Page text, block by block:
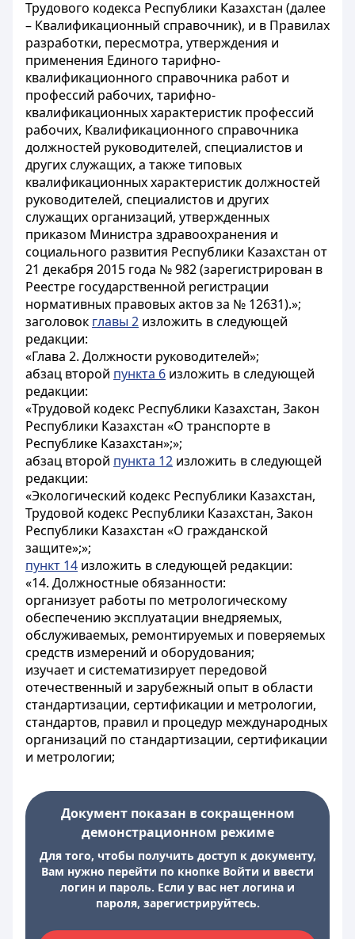
Трудового кодекса Республики Казахстан (далее
– Квалификационный справочник), и в Правилах
разработки, пересмотра, утверждения и
применения Единого тарифно-
квалификационного справочника работ и
профессий рабочих, тарифно-
квалификационных характеристик профессий
рабочих, Квалификационного справочника
должностей руководителей, специалистов и
других служащих, а также типовых
квалификационных характеристик должностей
руководителей, специалистов и других
служащих организаций, утвержденных
приказом Министра здравоохранения и
социального развития Республики Казахстан от
21 декабря 2015 года № 982 (зарегистрирован в
Реестре государственной регистрации
нормативных правовых актов за № 12631).»;
заголовок главы 2 изложить в следующей
редакции:
«Глава 2. Должности руководителей»;
абзац второй пункта 6 изложить в следующей
редакции:
«Трудовой кодекс Республики Казахстан, Закон
Республики Казахстан «О транспорте в
Республике Казахстан»;»;
абзац второй пункта 12 изложить в следующей
редакции:
«Экологический кодекс Республики Казахстан,
Трудовой кодекс Республики Казахстан, Закон
Республики Казахстан «О гражданской
защите»;»;
пункт 14 изложить в следующей редакции:
«14. Должностные обязанности:
организует работы по метрологическому
обеспечению эксплуатации внедряемых,
обслуживаемых, ремонтируемых и поверяемых
средств измерений и оборудования;
изучает и систематизирует передовой
отечественный и зарубежный опыт в области
стандартизации, сертификации и метрологии,
стандартов, правил и процедур международных
организаций по стандартизации, сертификации
и метрологии;
Документ показан в сокращенном
демонстрационном режиме
Для того, чтобы получить доступ к документу,
Вам нужно перейти по кнопке Войти и ввести
логин и пароль. Если у вас нет логина и
пароля, зарегистрируйтесь.